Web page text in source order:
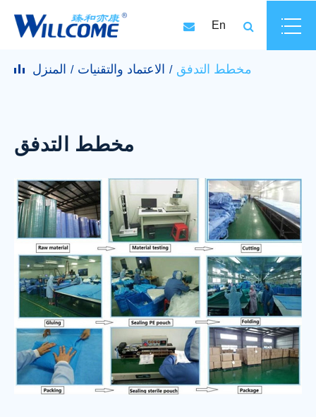
En
المنزل الاعتماد والتقنيات مخطط التدفق
مخطط التدفق